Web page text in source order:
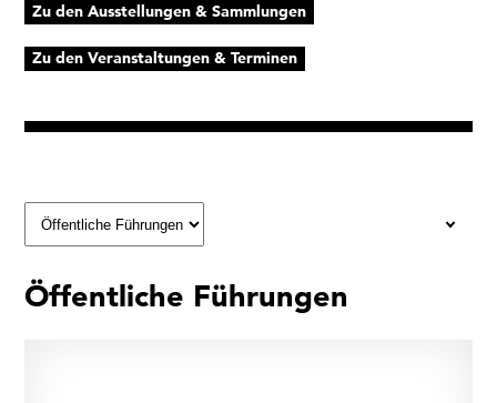
Zu den Ausstellungen & Sammlungen
Zu den Veranstaltungen & Terminen
Öffentliche Führungen